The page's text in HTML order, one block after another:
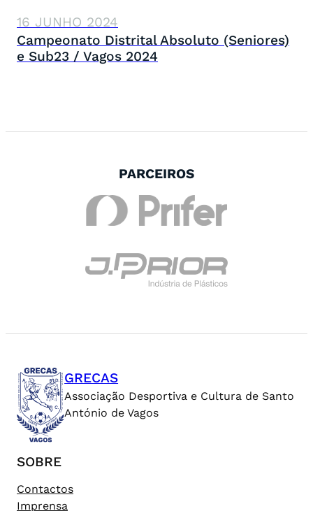
16 JUNHO 2024
Campeonato Distrital Absoluto (Seniores)
e Sub23 / Vagos 2024
PARCEIROS
GRECAS
Associação Desportiva e Cultura de Santo
António de Vagos
SOBRE
Contactos
Imprensa